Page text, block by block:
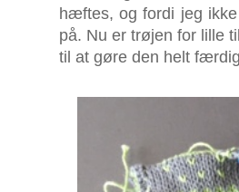
hæftes, og fordi jeg
på. Nu er trøjen for lille
til at gøre den helt